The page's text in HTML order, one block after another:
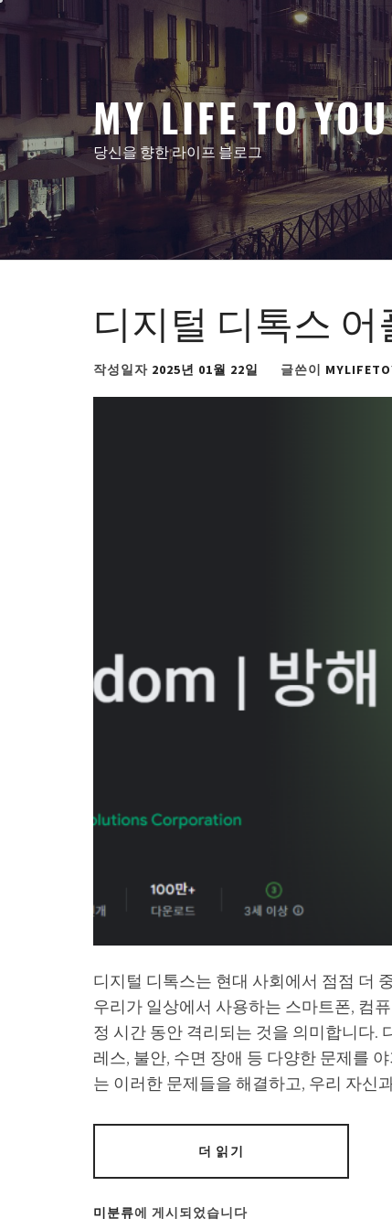
콘
텐
로
너
뛰
기
MY LIFE TO YOU
당신을 향한 라이프 블로그
디지털 디톡스 어
작성일자 2025년 01월 22일 글쓴이
디지털 디톡스는 현대 사회에서 점점 더
우리가 일상에서 사용하는 스마트폰, 컴
정 시간 동안 격리되는 것을 의미합니다.
레스, 불안, 수면 장애 등 다양한 문제를
는 이러한 문제들을 해결하고, 우리 자신
더 읽기
미분류에 게시되었습니다